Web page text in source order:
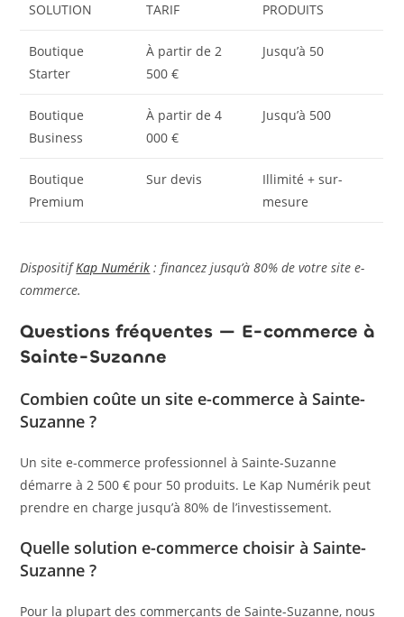
SOLUTION TARIF PRODUITS
Boutique
Starter
À partir de 2
500 €
Jusqu’à 50
Boutique
Business
À partir de 4
000 €
Jusqu’à 500
Boutique
Premium
Sur devis
Illimité + sur-
mesure
DispositifKap Numérik : financez jusqu’à 80% de votre site e-
commerce.
Questions fréquentes — E-commerce à
Sainte-Suzanne
Combien coûte un site e-commerce à Sainte-
Suzanne ?
Un site e-commerce professionnel à Sainte-Suzanne
démarre à 2 500 € pour 50 produits. Le Kap Numérik peut
prendre en charge jusqu’à 80% de l’investissement.
Quelle solution e-commerce choisir à Sainte-
Suzanne ?
Pour la plupart des commerçants de Sainte-Suzanne, nous